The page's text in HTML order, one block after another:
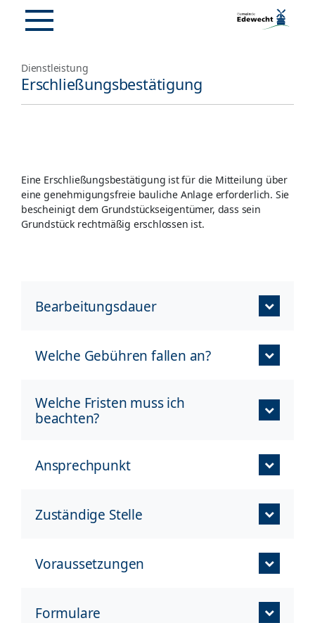
Dienstleistung
Erschließungsbestätigung
Eine Erschließungsbestätigung ist für die Mitteilung über
eine genehmigungsfreie bauliche Anlage erforderlich. Sie
bescheinigt dem Grundstückseigentümer, dass sein
Grundstück rechtmäßig erschlossen ist.
Bearbeitungsdauer
Welche Gebühren fallen an?
Welche Fristen muss ich
beachten?
Ansprechpunkt
Zuständige Stelle
Voraussetzungen
Formulare